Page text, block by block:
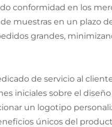
conformidad en los
muestras en un plazo
grandes,
de servicio al
iniciales sobre el
un logotipo
únicos del